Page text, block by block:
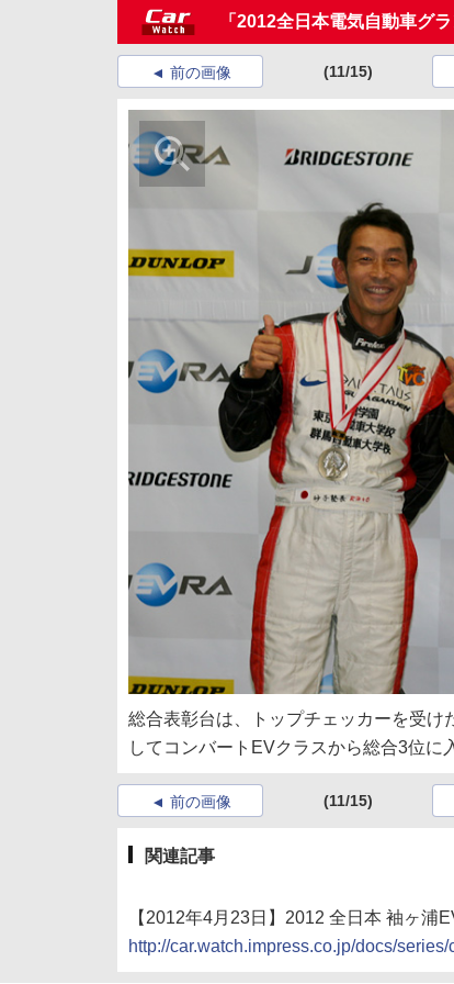
「2012全日本電気自動車グ
前の画像 (11/15)
総合表彰台は、トップチェッカーを受
してコンバートEVクラスから総合3位に
前の画像 (11/15)
関連記事
【2012年4月23日】2012 全日本 袖ヶ浦
http://car.watch.impress.co.jp/docs/